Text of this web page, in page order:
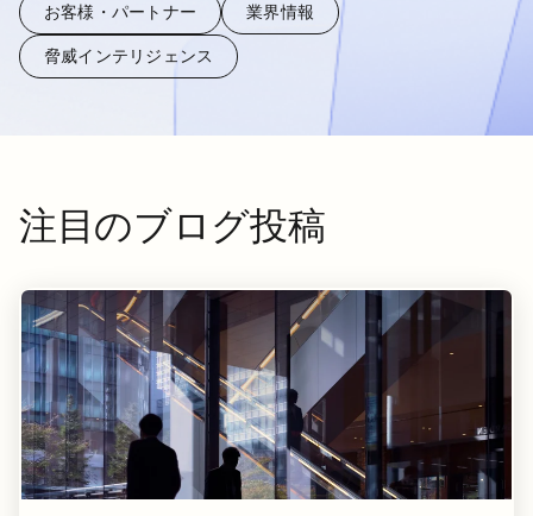
お客様・パートナー 業界情報
脅威インテリジェンス
注目のブログ投稿